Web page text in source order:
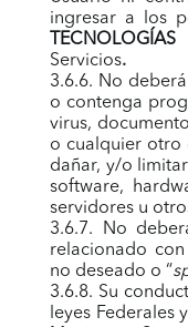
ingresar a los
TECNOLOGÍAS
Servicios.
3.6.6. No
o contenga
virus,
o cualquier otro
dañar, y/o
software,
servidores u
3.6.7. No
relacionado
no deseado o “
3.6.8. Su
leyes Federales